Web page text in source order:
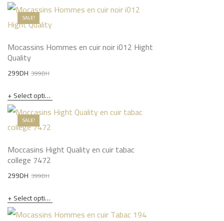
SALE!
Mocassins Hommes en cuir noir i012 Hight
Quality
399DHOriginal
was:
399DH.
299DH
Current
is:
299DH.
Select options
SALE!
Moccasins Hight Quality en cuir tabac
college 7472
399DHOriginal
was:
399DH.
299DH
Current
is:
299DH.
Select options